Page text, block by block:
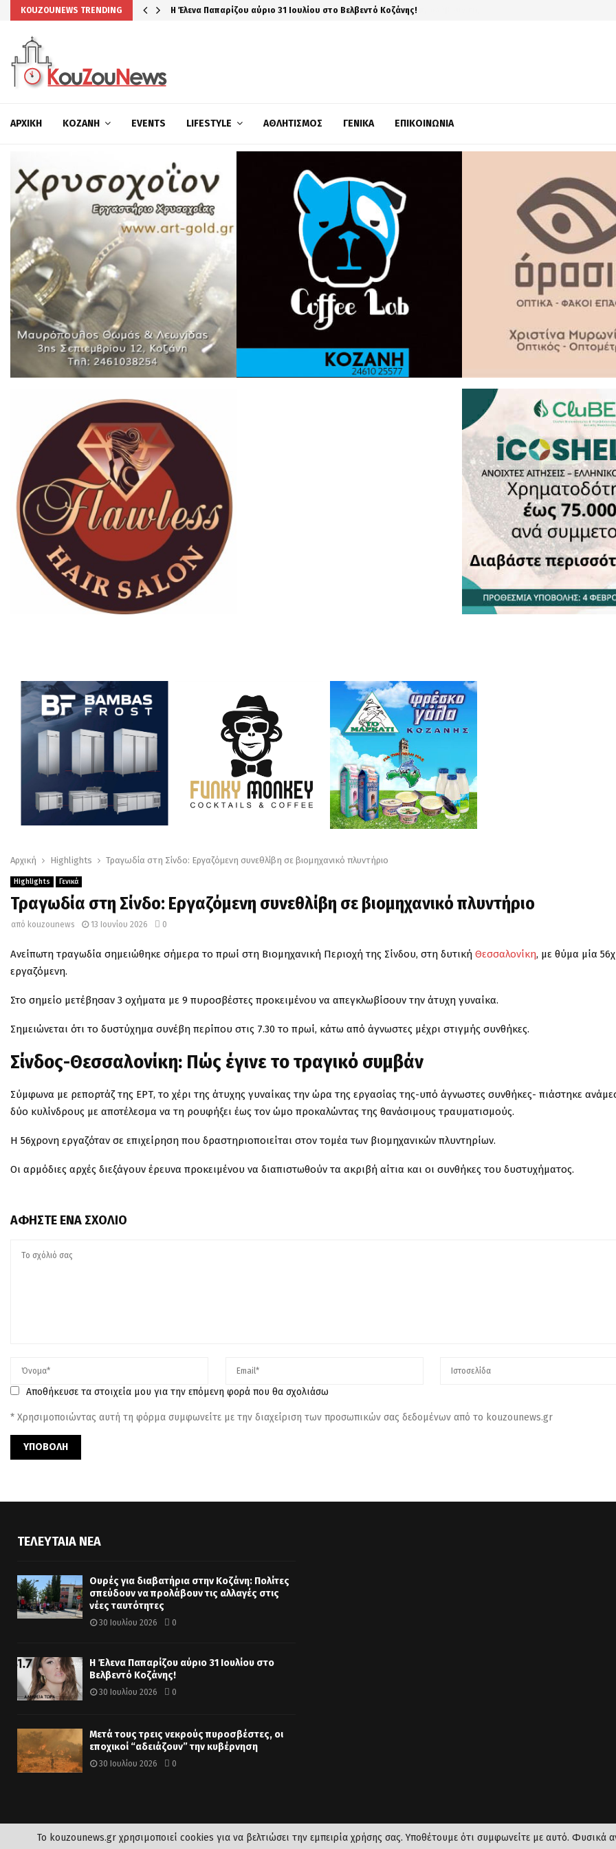
KOUZOUNEWS TRENDING Η Έλενα Παπαρίζου αύριο 31 Ιουλίου στο Βελβεντό Κοζάνης!
ΑΡΧΙΚΉ ΚΟΖΆΝΗ EVENTS LIFESTYLE ΑΘΛΗΤΙΣΜΌΣ ΓΕΝΙΚΆ ΕΠΙΚΟΙΝΩΝΊΑ
Αρχική Highlights Τραγωδία στη Σίνδο: Εργαζόμενη συνεθλίβη σε βιομηχανικό πλυντήριο
Highlights Γενικά
Τραγωδία στη Σίνδο: Εργαζόμενη συνεθλίβη σε βιομηχανικό πλυντήριο
από kouzounews 13 Ιουνίου 2026 0
Ανείπωτη τραγωδία σημειώθηκε σήμερα το πρωί στη Βιομηχανική Περιοχή της Σίνδου, στη δυτική Θεσσαλονίκη, με θύμα μία
εργαζόμενη.
Στο σημείο μετέβησαν 3 οχήματα με 9 πυροσβέστες προκειμένου να απεγκλωβίσουν την άτυχη γυναίκα.
Σημειώνεται ότι το δυστύχημα συνέβη περίπου στις 7.30 το πρωί, κάτω από άγνωστες μέχρι στιγμής συνθήκες.
Σίνδος-Θεσσαλονίκη: Πώς έγινε το τραγικό συμβάν
Σύμφωνα με ρεπορτάζ της ΕΡΤ, το χέρι της άτυχης γυναίκας την ώρα της εργασίας της-υπό άγνωστες συνθήκες- πιάστηκε
δύο κυλίνδρους με αποτέλεσμα να τη ρουφήξει έως τον ώμο προκαλώντας της θανάσιμους τραυματισμούς.
Η 56χρονη εργαζόταν σε επιχείρηση που δραστηριοποιείται στον τομέα των βιομηχανικών πλυντηρίων.
Οι αρμόδιες αρχές διεξάγουν έρευνα προκειμένου να διαπιστωθούν τα ακριβή αίτια και οι συνθήκες του δυστυχήματος.
ΑΦΉΣΤΕ ΈΝΑ ΣΧΌΛΙΟ
Αποθήκευσε τα στοιχεία μου για την επόμενη φορά που θα σχολιάσω
* Χρησιμοποιώντας αυτή τη φόρμα συμφωνείτε με την διαχείριση των προσωπικών σας δεδομένων από το kouzounews.gr
ΤΕΛΕΥΤΑΊΑ ΝΈΑ
Ουρές για διαβατήρια στην Κοζάνη: Πολίτες
σπεύδουν να προλάβουν τις αλλαγές στις
νέες ταυτότητες
30 Ιουλίου 2026 0
Η Έλενα Παπαρίζου αύριο 31 Ιουλίου στο
Βελβεντό Κοζάνης!
30 Ιουλίου 2026 0
Μετά τους τρεις νεκρούς πυροσβέστες, οι
εποχικοί “αδειάζουν” την κυβέρνηση
30 Ιουλίου 2026 0
© 2023 - www.kouzounews.gr
Το kouzounews.gr χρησιμοποιεί cookies για να βελτιώσει την εμπειρία χρήσης σας. Υποθέτουμε ότι συμφωνείτε με αυτό. Φυσικά